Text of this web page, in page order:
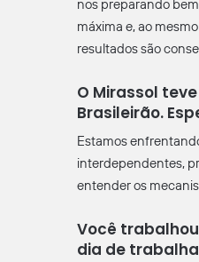
nos preparando
máxima e, ao
resultados são
O Mirassol
Brasileirão.
Estamos
interdependentes,
entender os
Você
dia de